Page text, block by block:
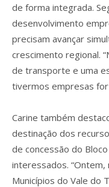
de forma integrada.
desenvolvimento
precisam avançar
crescimento regional.
de transporte e uma
tivermos empresas
Carine também
destinação dos
de concessão do
interessados. “Ontem,
Municípios do Vale do